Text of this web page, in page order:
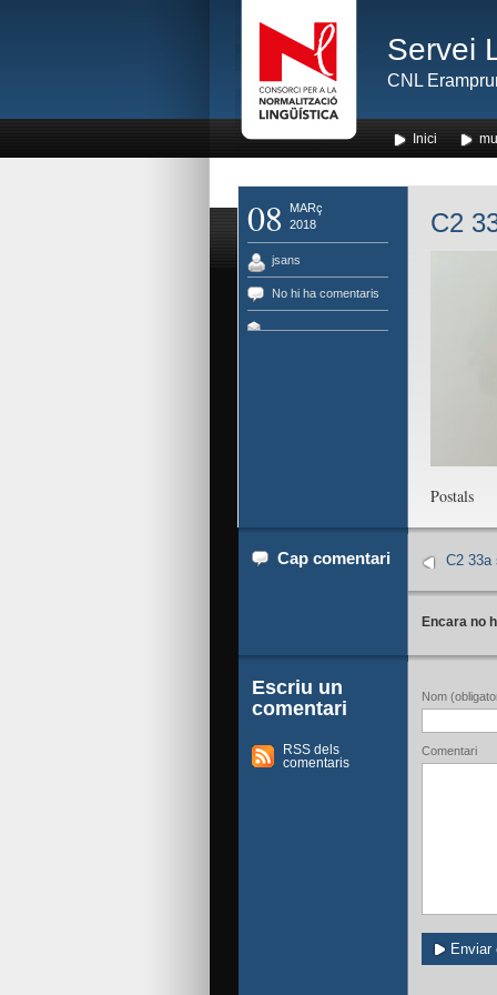
Servei
CNL
Inici
08
MARç
2018
jsans
No hi ha comentaris
C2
Postals
Cap comentari C2 33a
Encara no
Escriu un
comentari
RSS dels
comentaris
Nom
Comentari